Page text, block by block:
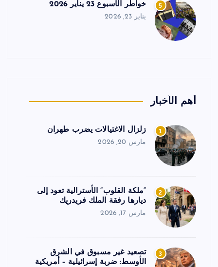
5 خواطر الأسبوع 23 يناير 2026
يناير 23, 2026
أهم الأخبار
1 زلزال الاغتيالات يضرب طهران
مارس 20, 2026
2
“ملكة القلوب” الأسترالية تعود إلى
ديارها رفقة الملك فريدريك
مارس 17, 2026
3
تصعيد غير مسبوق في الشرق
الأوسط: ضربة إسرائيلية – أمريكية